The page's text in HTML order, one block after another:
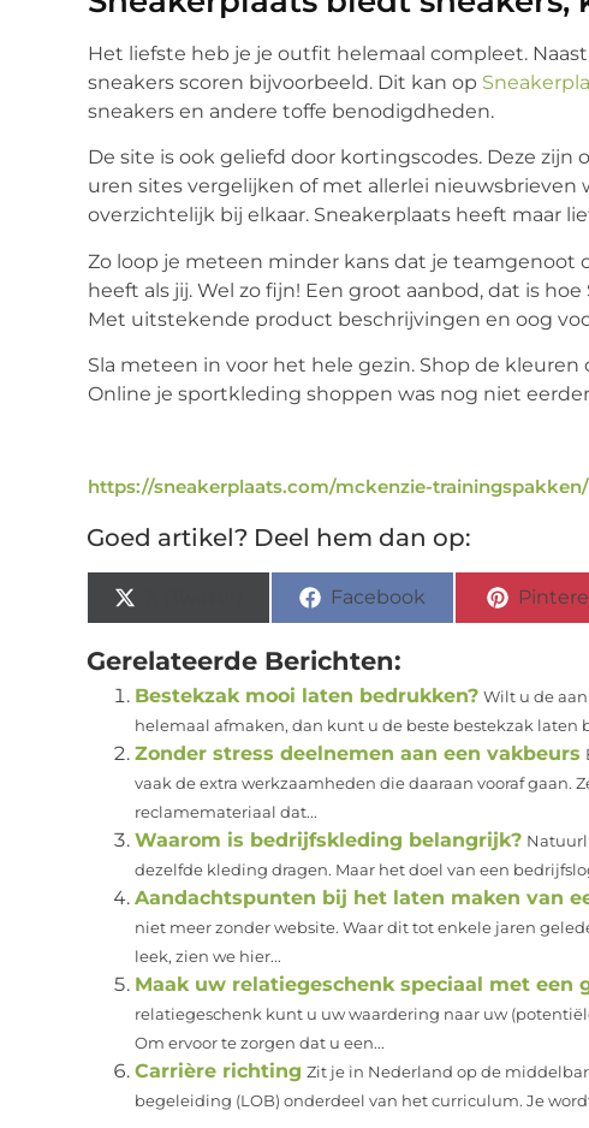
Het liefste heb je je outfit helemaal compleet.
sneakers scoren bijvoorbeeld. Dit kan op
sneakers en andere toffe benodigdheden.
De site is ook geliefd door kortingscodes. Deze
uren sites vergelijken of met allerlei nieuwsbrieven
overzichtelijk bij elkaar. Sneakerplaats heeft maar
Zo loop je meteen minder kans dat je teamgenoot
heeft als jij. Wel zo fijn! Een groot aanbod, dat is
Met uitstekende product beschrijvingen en oog
Sla meteen in voor het hele gezin. Shop de
Online je sportkleding shoppen was nog niet
https://sneakerplaats.com/mckenzie-trainingspakken/
Goed artikel? Deel hem dan op:
Facebook
Gerelateerde Berichten:
Bestekzak mooi laten bedrukken? Wilt u de
helemaal afmaken, dan kunt u de beste bestekzak laten
Zonder stress deelnemen aan een vakbeurs
vaak de extra werkzaamheden die daaraan vooraf gaan.
reclamemateriaal dat...
Waarom is bedrijfskleding belangrijk?
dezelfde kleding dragen. Maar het doel van een
Aandachtspunten bij het laten maken van
niet meer zonder website. Waar dit tot enkele jaren
leek, zien we hier...
Maak uw relatiegeschenk speciaal met een
relatiegeschenk kunt u uw waardering naar uw
Om ervoor te zorgen dat u een...
Carrière richting Zit je in Nederland op de
begeleiding (LOB) onderdeel van het curriculum. Je